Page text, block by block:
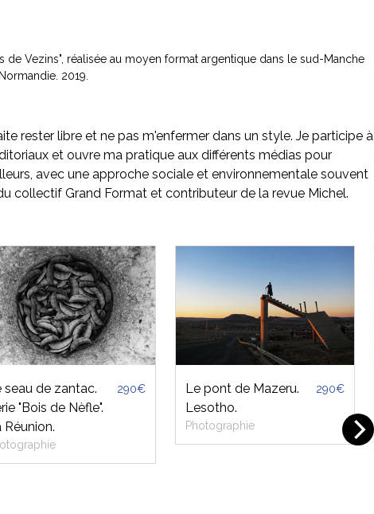
de Vezins", réalisée au moyen format argentique dans le sud-Manche
2019.
rester libre et ne pas m'enfermer dans un style. Je participe à
et ouvre ma pratique aux différents médias pour
avec une approche sociale et environnementale souvent
collectif Grand Format et contributeur de la revue Michel.
seau de zantac.
"Bois de Nèfle".
Réunion.
290€
Le pont de Mazeru.
Lesotho.
Photographie
290€